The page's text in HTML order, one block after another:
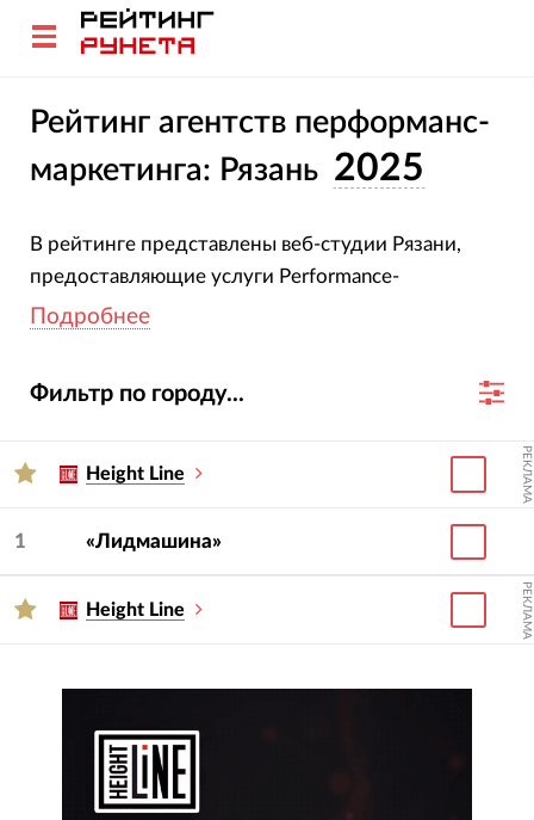
Рейтинг агентств перформанс-
маркетинга: Рязань 2025
В рейтинге представлены веб-студии Рязани,
предоставляющие услуги Performance-
маркетинга. При создании рейтинга мы
оценки
работы с нужной отраслью и бизнесом вашего
описание, контакты, цены на услуги, портфолио
Подробнее
Фильтр по городу...
Height Line РЕКЛАМА
1 «Лидмашина»
Height Line РЕКЛАМА